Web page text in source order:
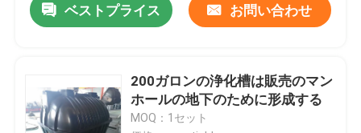
ベストプライス お問い合わせ
200ガロンの浄化槽は販売のマン
ホールの地下のために形成する
MOQ：1セット